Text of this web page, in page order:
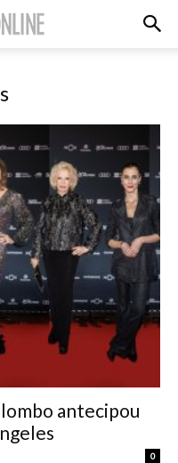
antecipou
0